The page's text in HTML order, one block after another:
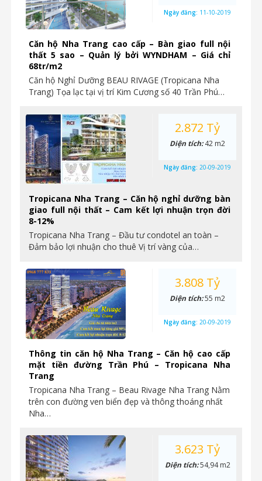
Căn hộ Nha Trang cao cấp – Bàn giao full nội
thất 5 sao – Quản lý bởi WYNDHAM – Giá chỉ
68tr/m2
Căn hộ Nghỉ Dưỡng BEAU RIVAGE (Tropicana Nha
Trang) Tọa lạc tại vị trí Kim Cương số 40 Trần Phú…
Ngày đăng: 11-10-2019
Tropicana Nha Trang – Căn hộ nghỉ dưỡng bàn
giao full nội thất – Cam kết lợi nhuận trọn đời
8-12%
Tropicana Nha Trang – Đầu tư condotel an toàn –
Đảm bảo lợi nhuận cho thuê Vị trí vàng của…
2.872 Tỷ
Diện tích:42 m2
Ngày đăng: 20-09-2019
Thông tin căn hộ Nha Trang – Căn hộ cao cấp
mặt tiền đường Trần Phú – Tropicana Nha
Trang
Tropicana Nha Trang – Beau Rivage Nha Trang Nằm
trên con đường ven biển đẹp và thông thoáng nhất
Nha…
3.808 Tỷ
Diện tích:55 m2
Ngày đăng: 20-09-2019
3.623 Tỷ
Diện tích:54,94 m2